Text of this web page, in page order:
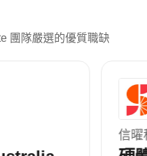
團隊嚴選的優質職缺